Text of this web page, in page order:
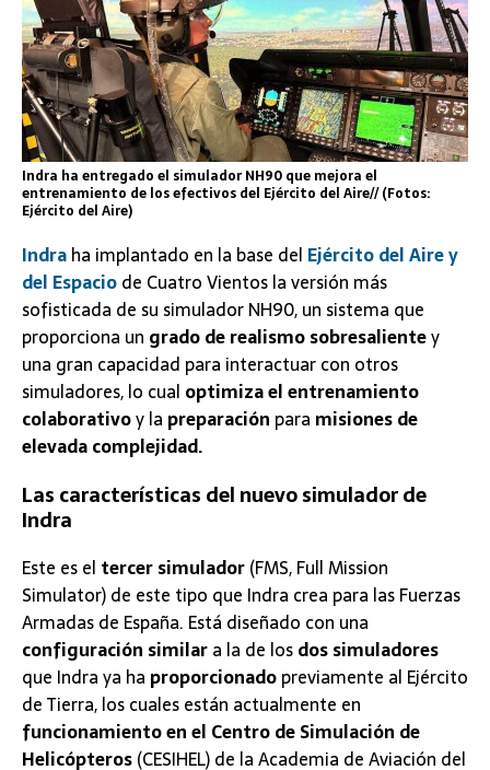
Indra ha entregado el simulador NH90 que mejora el
entrenamiento de los efectivos del Ejército del Aire// (Fotos:
Ejército del Aire)
Indraha implantado en la base del Ejército del Aire y
del Espaciode Cuatro Vientos la versión más
sofisticada de su simulador NH90, un sistema que
proporciona un grado de realismo sobresalientey
una gran capacidad para interactuar con otros
simuladores, lo cual optimiza el entrenamiento
colaborativoy la preparación para misiones de
elevada complejidad.
Las características del nuevo simulador de
Indra
Este es el tercer simulador(FMS, Full Mission
Simulator) de este tipo que Indra crea para las Fuerzas
Armadas de España. Está diseñado con una
configuración similara la de losdos simuladores
que Indra ya ha proporcionadopreviamente al Ejército
de Tierra, los cuales están actualmente en
funcionamiento en el Centro de Simulación de
Helicópteros(CESIHEL) de la Academia de Aviación del